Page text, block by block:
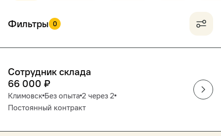
Фильтры 0
Сотрудник склада
66 000 ₽
Климовск Без опыта 2 через 2
Постоянный контракт